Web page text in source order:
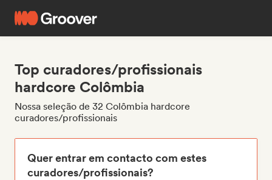
Top curadores/profissionais
hardcore Colômbia
Nossa seleção de 32 Colômbia hardcore
curadores/profissionais
Quer entrar em contacto com estes
curadores/profissionais?